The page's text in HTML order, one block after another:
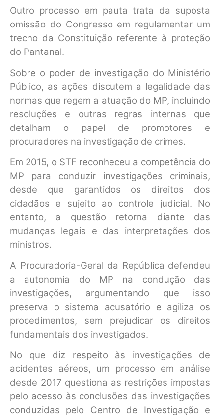
Outro processo em pauta trata da suposta
omissão do Congresso em regulamentar um
trecho da Constituição referente à proteção
do Pantanal.
Sobre o poder de investigação do Ministério
Público, as ações discutem a legalidade das
normas que regem a atuação do MP, incluindo
resoluções e outras regras internas que
detalham o papel de promotores e
procuradores na investigação de crimes.
Em 2015, o STF reconheceu a competência do
MP para conduzir investigações criminais,
desde que garantidos os direitos dos
cidadãos e sujeito ao controle judicial. No
entanto, a questão retorna diante das
mudanças legais e das interpretações dos
ministros.
A Procuradoria-Geral da República defendeu
a autonomia do MP na condução das
investigações, argumentando que isso
preserva o sistema acusatório e agiliza os
procedimentos, sem prejudicar os direitos
fundamentais dos investigados.
No que diz respeito às investigações de
acidentes aéreos, um processo em análise
desde 2017 questiona as restrições impostas
pelo acesso às conclusões das investigações
conduzidas pelo Centro de Investigação e